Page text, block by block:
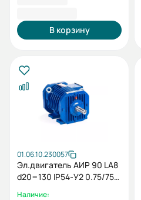
В корзину
01.06.10.230057
Эл.двигатель АИР 90 LA8
d20=130 IP54-У2 0.75/750
Наличие: